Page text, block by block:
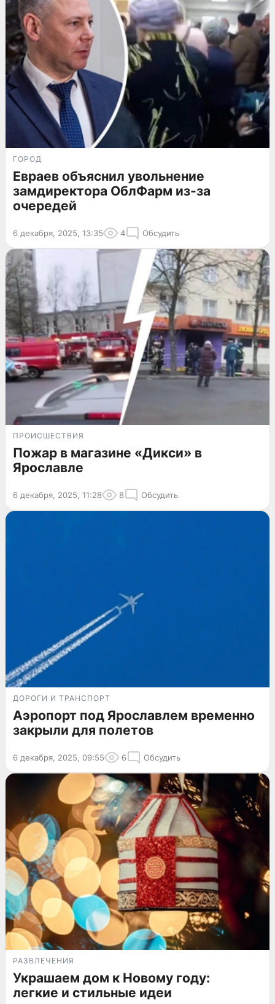
ГОРОД
Евраев объяснил увольнение
замдиректора ОблФарм из-за
очередей
6 декабря, 2025, 13:35 4 Обсудить
ПРОИСШЕСТВИЯ
Пожар в магазине «Дикси» в
Ярославле
6 декабря, 2025, 11:28 8 Обсудить
ДОРОГИ И ТРАНСПОРТ
Аэропорт под Ярославлем временно
закрыли для полетов
6 декабря, 2025, 09:55 6 Обсудить
РАЗВЛЕЧЕНИЯ
Украшаем дом к Новому году:
легкие и стильные идеи